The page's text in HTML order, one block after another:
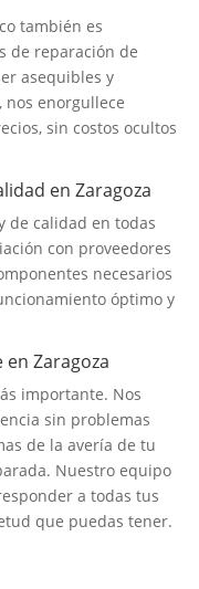
también es
de reparación de
asequibles y
nos enorgullece
sin costos ocultos
en Zaragoza
de calidad en todas
con proveedores
necesarios
óptimo y
en Zaragoza
importante. Nos
sin problemas
de la avería de tu
Nuestro equipo
a todas tus
que puedas tener.